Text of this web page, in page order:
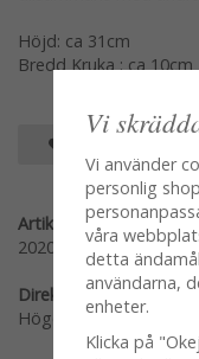
Höjd: ca 31cm
Bredd Kruka : ca 10cm
Artikelnummer:
2020-11
Direktlänk:
Högerklicka och
Vi
Vi använder
personlig
våra
detta
användarna,
enheter.
Klicka på